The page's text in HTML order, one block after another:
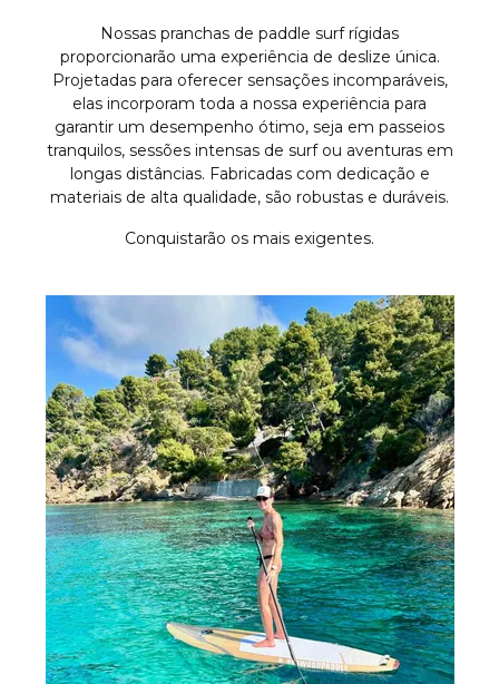
Nossas pranchas de paddle surf rígidas
proporcionarão uma experiência de deslize única.
Projetadas para oferecer sensações incomparáveis,
elas incorporam toda a nossa experiência para
garantir um desempenho ótimo, seja em passeios
tranquilos, sessões intensas de surf ou aventuras em
longas distâncias. Fabricadas com dedicação e
materiais de alta qualidade, são robustas e duráveis.
Conquistarão os mais exigentes.